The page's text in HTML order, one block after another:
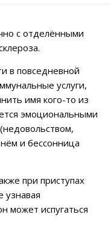
с отделёнными
в повседневной
услуги,
имя кого-то из
эмоциональными
и бессонница
при приступах
узнавая
может испугаться